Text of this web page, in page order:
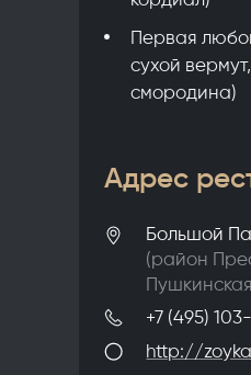
Первая
сухой
смородина)
Адрес
Большой
(район
Пушкинская
+7 (495)
http://